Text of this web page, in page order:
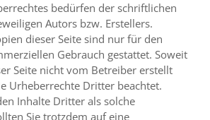
bedürfen der schriftlichen
Autors bzw. Erstellers.
dieser Seite sind nur für den
Gebrauch gestattet. Soweit
Seite nicht vom Betreiber erstellt
Urheberrechte Dritter beachtet.
Inhalte Dritter als solche
Sie trotzdem auf eine